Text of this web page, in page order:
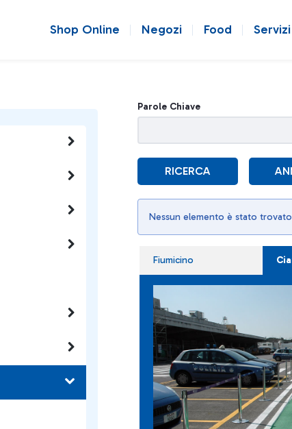
Shop Online Negozi Food Servizi
Parole Chiave
RICERCA
Nessun elemento è stato
Fiumicino